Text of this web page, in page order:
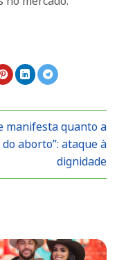
manifesta quanto a
do aborto”: ataque à
dignidade